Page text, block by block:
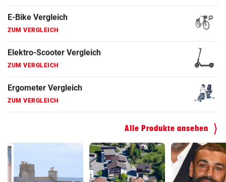
ZUM VERGLEICH
ZUM VERGLEICH
ZUM VERGLEICH
Kinderfahrrad Vergleich
ZUM VERGLEICH
Alle Produkte ansehen